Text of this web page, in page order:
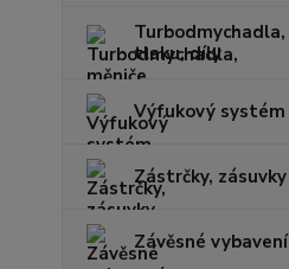
Turbodmychadla,
tlaku, díly
Výfukový systém
Zástrčky,
Závěsné